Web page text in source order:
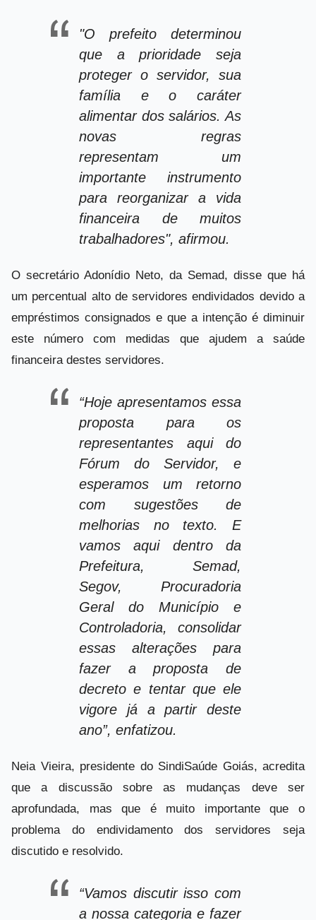
"O prefeito determinou
que a prioridade seja
proteger o servidor, sua
família e o caráter
alimentar dos salários. As
novas regras
representam um
importante instrumento
para reorganizar a vida
financeira de muitos
trabalhadores", afirmou.
O secretário Adonídio Neto, da Semad, disse que há
um percentual alto de servidores endividados devido a
empréstimos consignados e que a intenção é diminuir
este número com medidas que ajudem a saúde
financeira destes servidores.
“Hoje apresentamos essa
proposta para os
representantes aqui do
Fórum do Servidor, e
esperamos um retorno
com sugestões de
melhorias no texto. E
vamos aqui dentro da
Prefeitura, Semad,
Segov, Procuradoria
Geral do Município e
Controladoria, consolidar
essas alterações para
fazer a proposta de
decreto e tentar que ele
vigore já a partir deste
ano”, enfatizou.
Neia Vieira, presidente do SindiSaúde Goiás, acredita
que a discussão sobre as mudanças deve ser
aprofundada, mas que é muito importante que o
problema do endividamento dos servidores seja
discutido e resolvido.
“Vamos discutir isso com
a nossa categoria e fazer